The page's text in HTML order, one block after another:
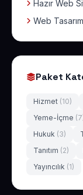
Hazır Web
Web
Paket
Hizmet (10)
Yeme-İçme
Hukuk (3)
Tanıtım (2)
Yayıncılık (1)